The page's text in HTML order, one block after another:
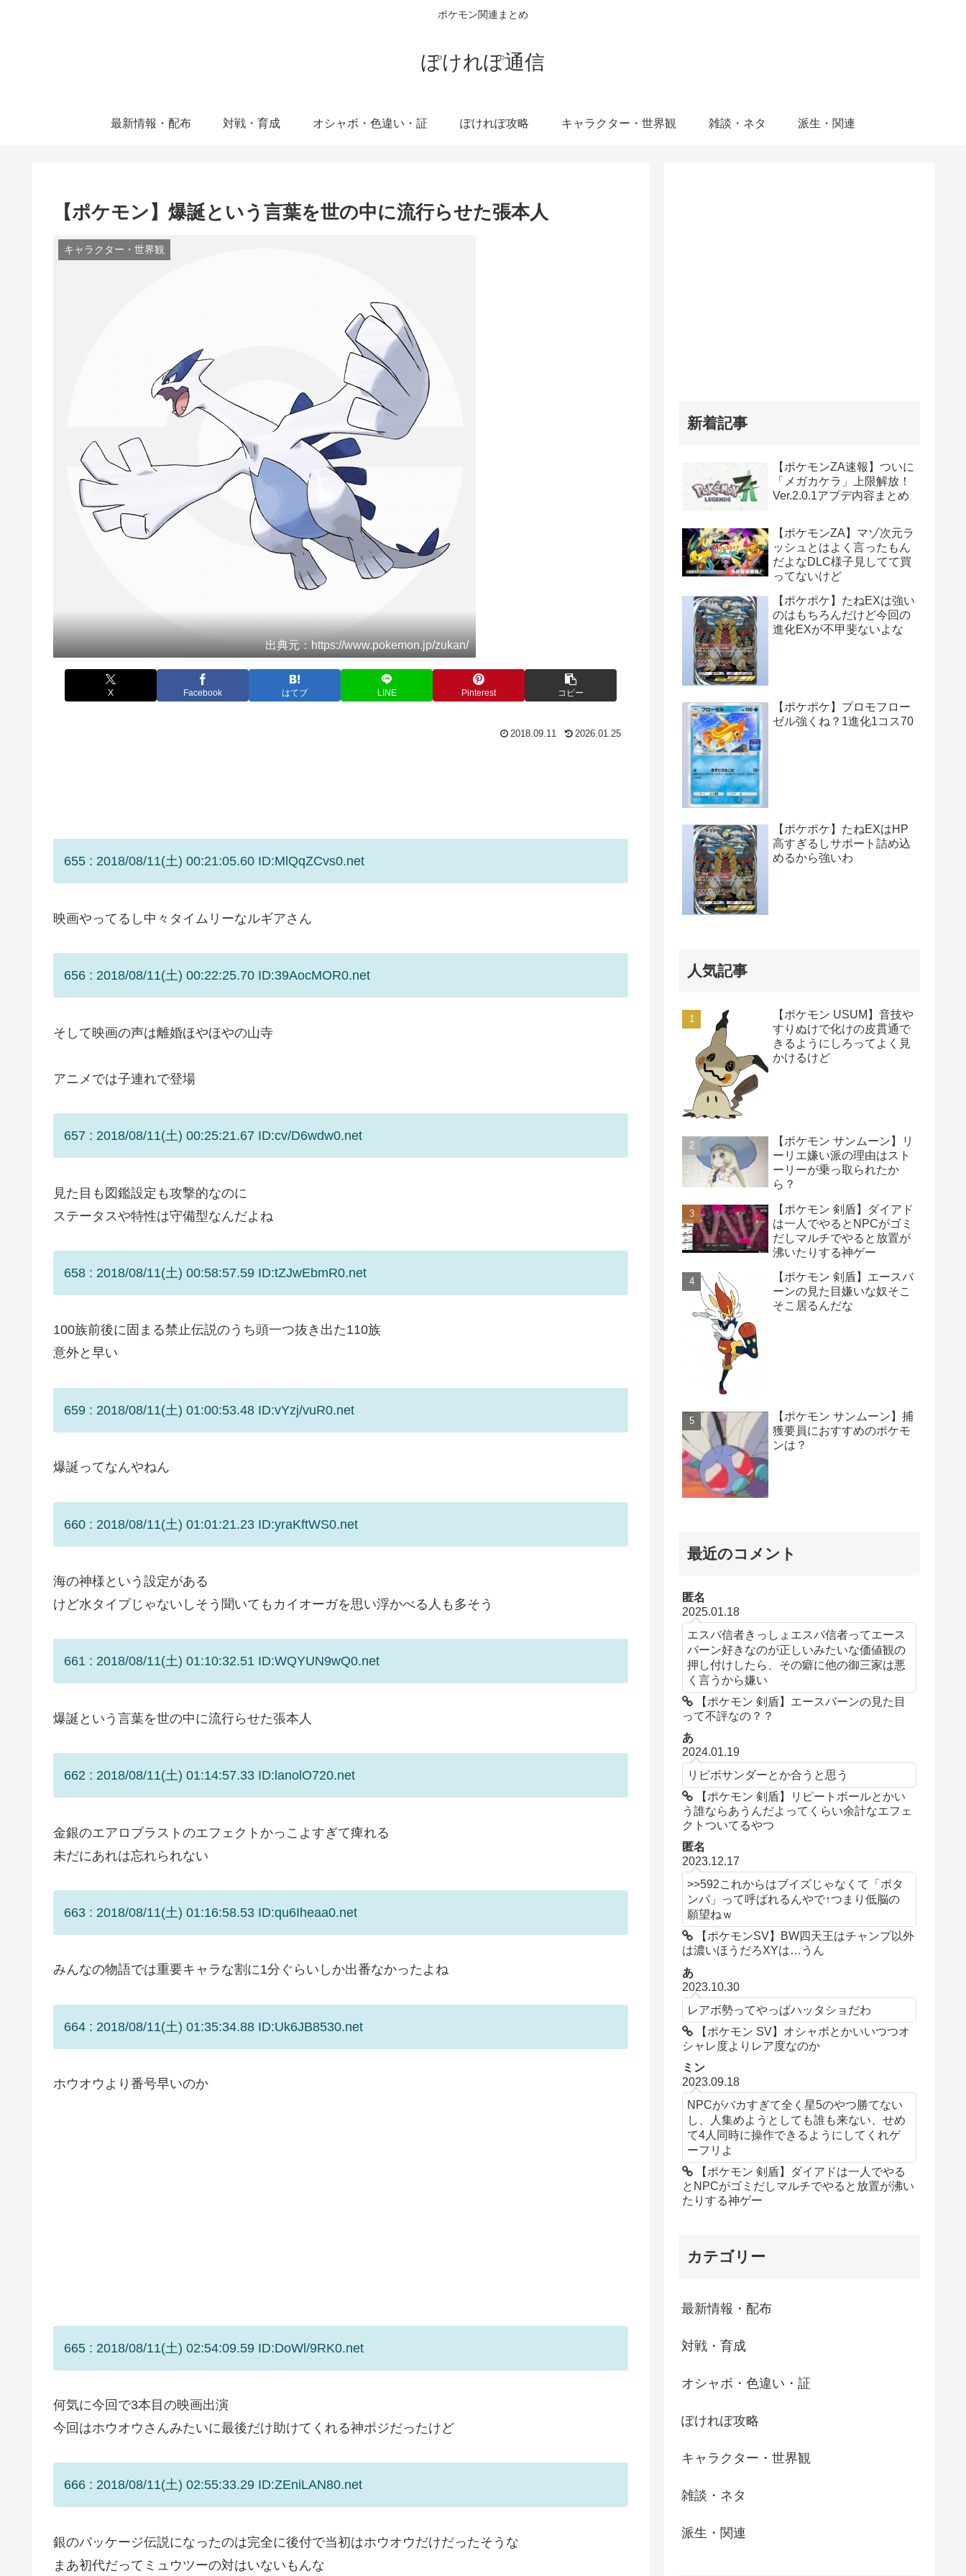
ポケモン関連まとめ
ぽけれぽ通信
最新情報・配布 対戦・育成 オシャボ・色違い・証 ぽけれぽ攻略 キャラクター・世界観 雑談・ネタ 派生・関連
【ポケモン】爆誕という言葉を世の中に流行らせた張本人
キャラクター・世界観
出典元：https://www.pokemon.jp/zukan/
X Facebook はてブ LINE Pinterest コピー
2018.09.11 2026.01.25
655 : 2018/08/11(土) 00:21:05.60 ID:MlQqZCvs0.net
映画やってるし中々タイムリーなルギアさん
656 : 2018/08/11(土) 00:22:25.70 ID:39AocMOR0.net
そして映画の声は離婚ほやほやの山寺
アニメでは子連れで登場
657 : 2018/08/11(土) 00:25:21.67 ID:cv/D6wdw0.net
見た目も図鑑設定も攻撃的なのに
ステータスや特性は守備型なんだよね
658 : 2018/08/11(土) 00:58:57.59 ID:tZJwEbmR0.net
100族前後に固まる禁止伝説のうち頭一つ抜き出た110族
意外と早い
659 : 2018/08/11(土) 01:00:53.48 ID:vYzj/vuR0.net
爆誕ってなんやねん
660 : 2018/08/11(土) 01:01:21.23 ID:yraKftWS0.net
海の神様という設定がある
けど水タイプじゃないしそう聞いてもカイオーガを思い浮かべる人も多そう
661 : 2018/08/11(土) 01:10:32.51 ID:WQYUN9wQ0.net
爆誕という言葉を世の中に流行らせた張本人
662 : 2018/08/11(土) 01:14:57.33 ID:lanolO720.net
金銀のエアロブラストのエフェクトかっこよすぎて痺れる
未だにあれは忘れられない
663 : 2018/08/11(土) 01:16:58.53 ID:qu6Iheaa0.net
みんなの物語では重要キャラな割に1分ぐらいしか出番なかったよね
664 : 2018/08/11(土) 01:35:34.88 ID:Uk6JB8530.net
ホウオウより番号早いのか
665 : 2018/08/11(土) 02:54:09.59 ID:DoWl/9RK0.net
何気に今回で3本目の映画出演
今回はホウオウさんみたいに最後だけ助けてくれる神ポジだったけど
666 : 2018/08/11(土) 02:55:33.29 ID:ZEniLAN80.net
銀のパッケージ伝説になったのは完全に後付で当初はホウオウだけだったそうな
まあ初代だってミュウツーの対はいないもんな
新着記事
【ポケモンZA速報】ついに
「メガカケラ」上限解放！
Ver.2.0.1アプデ内容まとめ
【ポケモンZA】マゾ次元ラ
ッシュとはよく言ったもん
だよなDLC様子見してて買
ってないけど
【ポケポケ】たねEXは強い
のはもちろんだけど今回の
進化EXが不甲斐ないよな
【ポケポケ】プロモフロー
ゼル強くね？1進化1コス70
【ポケポケ】たねEXはHP
高すぎるしサポート詰め込
めるから強いわ
人気記事
【ポケモン USUM】音技や
すりぬけで化けの皮貫通で
きるようにしろってよく見
かけるけど
【ポケモン サンムーン】リ
ーリエ嫌い派の理由はスト
ーリーが乗っ取られたか
ら？
【ポケモン 剣盾】ダイアド
は一人でやるとNPCがゴミ
だしマルチでやると放置が
沸いたりする神ゲー
【ポケモン 剣盾】エースバ
ーンの見た目嫌いな奴そこ
そこ居るんだな
【ポケモン サンムーン】捕
獲要員におすすめのポケモ
ンは？
最近のコメント
匿名
2025.01.18
エスバ信者きっしょエスバ信者ってエース
バーン好きなのが正しいみたいな価値観の
押し付けしたら、その癖に他の御三家は悪
く言うから嫌い
【ポケモン 剣盾】エースバーンの見た目
って不評なの？？
あ
2024.01.19
リピボサンダーとか合うと思う
【ポケモン 剣盾】リピートボールとかい
う誰ならあうんだよってくらい余計なエフェ
クトついてるやつ
匿名
2023.12.17
>>592これからはブイズじゃなくて「ボタ
ンパ」って呼ばれるんやで↑つまり低脳の
願望ねｗ
【ポケモンSV】BW四天王はチャンプ以外
は濃いほうだろXYは…うん
あ
2023.10.30
レアボ勢ってやっぱハッタショだわ
【ポケモン SV】オシャボとかいいつつオ
シャレ度よりレア度なのか
ミン
2023.09.18
NPCがバカすぎて全く星5のやつ勝てない
し、人集めようとしても誰も来ない、せめ
て4人同時に操作できるようにしてくれゲ
ーフリよ
【ポケモン 剣盾】ダイアドは一人でやる
とNPCがゴミだしマルチでやると放置が沸い
たりする神ゲー
カテゴリー
最新情報・配布
対戦・育成
オシャボ・色違い・証
ぽけれぽ攻略
キャラクター・世界観
雑談・ネタ
派生・関連